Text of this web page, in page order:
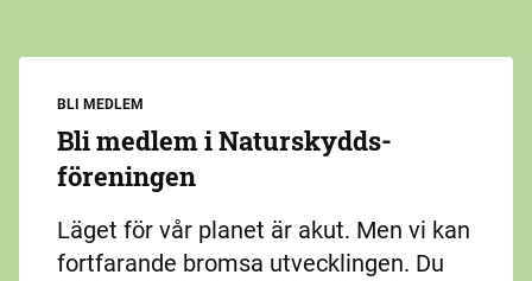
BLI MEDLEM
Bli medlem i Naturskydds­
föreningen
Läget för vår planet är akut. Men vi kan
fortfarande bromsa utvecklingen. Du